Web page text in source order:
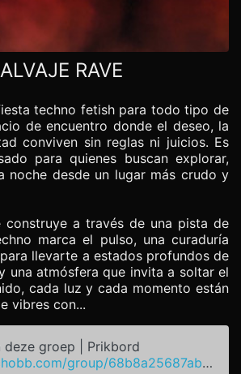
RAVE
techno fetish para todo tipo de
de encuentro donde el deseo, la
conviven sin reglas ni juicios. Es
para quienes buscan explorar,
noche desde un lugar más crudo y
construye a través de una pista de
marca el pulso, una curaduría
llevarte a estados profundos de
una atmósfera que invita a soltar el
cada luz y cada momento están
vibres con...
deze groep | Prikbord
https://app.machobb.com/group/68b8a25687ab46e0d30258e2